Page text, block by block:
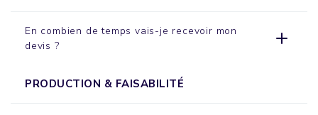
En combien de temps vais-je recevoir mon
devis ?
PRODUCTION & FAISABILITÉ